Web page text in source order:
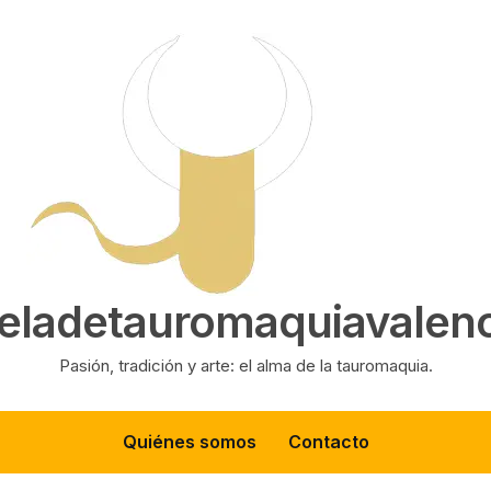
Pasión, tradición y arte: el alma de la tauromaquia.
Quiénes somos Contacto